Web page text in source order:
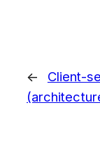
←
Client-